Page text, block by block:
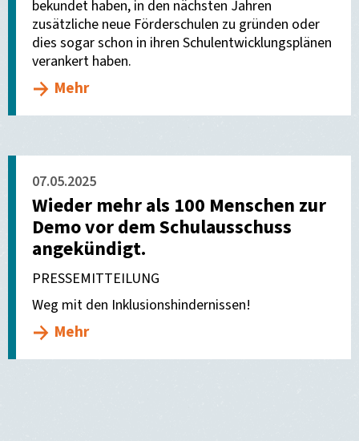
bekundet haben, in den nächsten Jahren
zusätzliche neue Förderschulen zu gründen oder
dies sogar schon in ihren Schulentwicklungsplänen
verankert haben.
Mehr
07.05.2025
Wieder mehr als 100 Menschen zur
Demo vor dem Schulausschuss
angekündigt.
PRESSEMITTEILUNG
Weg mit den Inklusionshindernissen!
Mehr